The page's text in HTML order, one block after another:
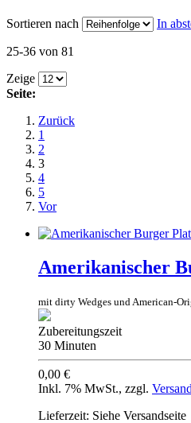
Sortieren nach In
25-36 von 81
Zeige
Seite:
Zurück
1
2
3
4
5
Vor
Amerikanischer
mit dirty Wedges und American-
Zubereitungszeit
30 Minuten
0,00 €
Inkl. 7% MwSt., zzgl.
Lieferzeit: Siehe Versandseite